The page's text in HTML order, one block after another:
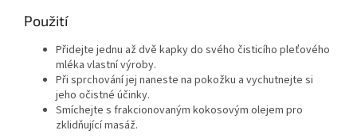
Použití
Přidejte jednu až dvě kapky do svého čisticího pleťového
mléka vlastní výroby.
Při sprchování jej naneste na pokožku a vychutnejte si
jeho očistné účinky.
Smíchejte s frakcionovaným kokosovým olejem pro
zklidňující masáž.